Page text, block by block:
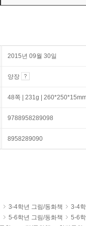
2015년 09월 30일
양장
48쪽 | 231g |
9788958289098
8958289090
3-4학년 그림/동화책
3-4
5-6학년 그림/동화책
5-6